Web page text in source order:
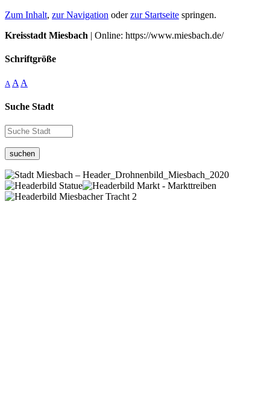
Zum Inhalt, zur Navigation oderzur Startseite springen.
Kreisstadt Miesbach | Online: https://www.miesbach.de/
Schriftgröße
A A A
Suche Stadt
suchen